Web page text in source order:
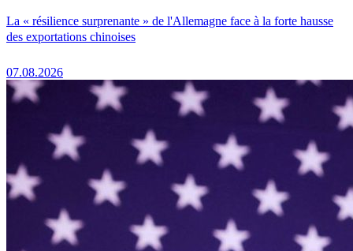
La « résilience surprenante » de l'Allemagne face à la forte hausse
des exportations chinoises
07.08.2026